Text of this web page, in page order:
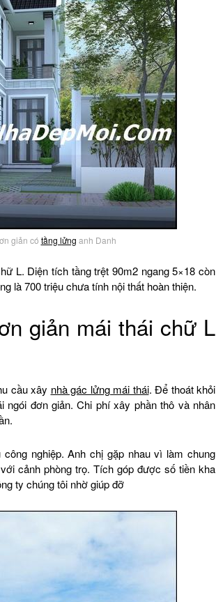
giản có tầng lửng anh Danh
L. Diện tích tầng trệt 90m2 ngang 5×18 còn
là 700 triệu chưa tính nội thất hoàn thiện.
giản mái thái chữ L
cầu xây nhà gác lửng mái thái. Để thoát khỏi
đơn giản. Chi phí xây phần thô và nhân
nghiệp. Anh chị gặp nhau vì làm chung
cảnh phòng trọ. Tích góp được số tiền kha
ty chúng tôi nhờ giúp đỡ